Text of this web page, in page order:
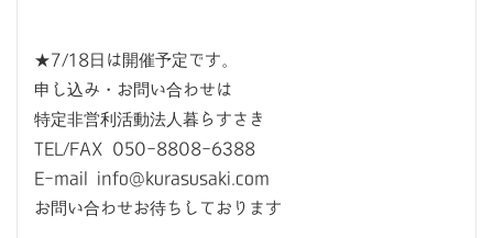
★7/18日は開催予定です。
申し込み・お問い合わせは
特定非営利活動法人暮らすさき
TEL/FAX 050-8808-6388
E-mail info@kurasusaki.com
お問い合わせお待ちしております